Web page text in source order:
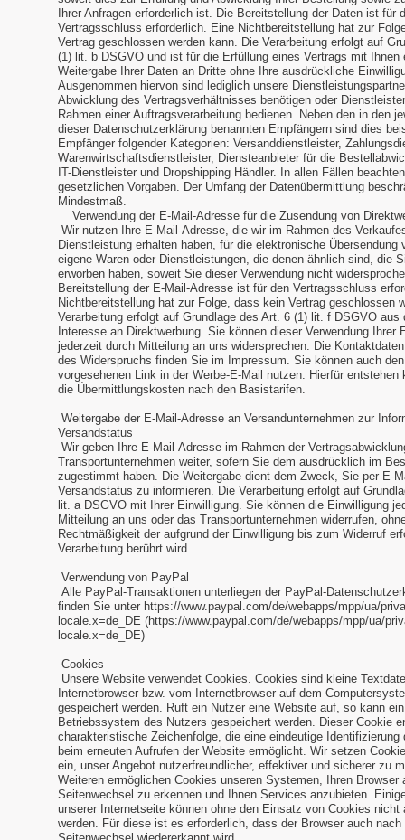
Ihrer Anfragen erforderlich ist. Die Bereitstellung der Daten ist für
Vertragsschluss erforderlich. Eine Nichtbereitstellung hat zur
Vertrag geschlossen werden kann. Die Verarbeitung erfolgt auf
(1) lit. b DSGVO und ist für die Erfüllung eines Vertrags mit Ihnen
Weitergabe Ihrer Daten an Dritte ohne Ihre ausdrückliche
Ausgenommen hiervon sind lediglich unsere
Abwicklung des Vertragsverhältnisses benötigen oder
Rahmen einer Auftragsverarbeitung bedienen. Neben den in den
dieser Datenschutzerklärung benannten Empfängern sind dies
Empfänger folgender Kategorien: Versanddienstleister,
Warenwirtschaftsdienstleister, Diensteanbieter für die
IT-Dienstleister und Dropshipping Händler. In allen Fällen
gesetzlichen Vorgaben. Der Umfang der Datenübermittlung
Mindestmaß.
Verwendung der E-Mail-Adresse für die Zusendung von
Wir nutzen Ihre E-Mail-Adresse, die wir im Rahmen des
Dienstleistung erhalten haben, für die elektronische Übersendung
eigene Waren oder Dienstleistungen, die denen ähnlich sind, die
erworben haben, soweit Sie dieser Verwendung nicht
Bereitstellung der E-Mail-Adresse ist für den Vertragsschluss
Nichtbereitstellung hat zur Folge, dass kein Vertrag geschlossen
Verarbeitung erfolgt auf Grundlage des Art. 6 (1) lit. f DSGVO aus
Interesse an Direktwerbung. Sie können dieser Verwendung Ihrer
jederzeit durch Mitteilung an uns widersprechen. Die
des Widerspruchs finden Sie im Impressum. Sie können auch
vorgesehenen Link in der Werbe-E-Mail nutzen. Hierfür entstehen
die Übermittlungskosten nach den Basistarifen.
Weitergabe der E-Mail-Adresse an Versandunternehmen zur
Versandstatus
Wir geben Ihre E-Mail-Adresse im Rahmen der
Transportunternehmen weiter, sofern Sie dem ausdrücklich im
zugestimmt haben. Die Weitergabe dient dem Zweck, Sie per E-
Versandstatus zu informieren. Die Verarbeitung erfolgt auf
lit. a DSGVO mit Ihrer Einwilligung. Sie können die Einwilligung
Mitteilung an uns oder das Transportunternehmen widerrufen,
Rechtmäßigkeit der aufgrund der Einwilligung bis zum Widerruf
Verarbeitung berührt wird.
Verwendung von PayPal
Alle PayPal-Transaktionen unterliegen der PayPal-
finden Sie unter https://www.paypal.com/de/webapps/mpp/ua/
locale.x=de_DE (https://www.paypal.com/de/webapps/mpp/ua/
locale.x=de_DE)
Cookies
Unsere Website verwendet Cookies. Cookies sind kleine
Internetbrowser bzw. vom Internetbrowser auf dem
gespeichert werden. Ruft ein Nutzer eine Website auf, so kann
Betriebssystem des Nutzers gespeichert werden. Dieser Cookie
charakteristische Zeichenfolge, die eine eindeutige Identifizierung
beim erneuten Aufrufen der Website ermöglicht. Wir setzen
ein, unser Angebot nutzerfreundlicher, effektiver und sicherer zu
Weiteren ermöglichen Cookies unseren Systemen, Ihren Browser
Seitenwechsel zu erkennen und Ihnen Services anzubieten.
unserer Internetseite können ohne den Einsatz von Cookies nicht
werden. Für diese ist es erforderlich, dass der Browser auch nach